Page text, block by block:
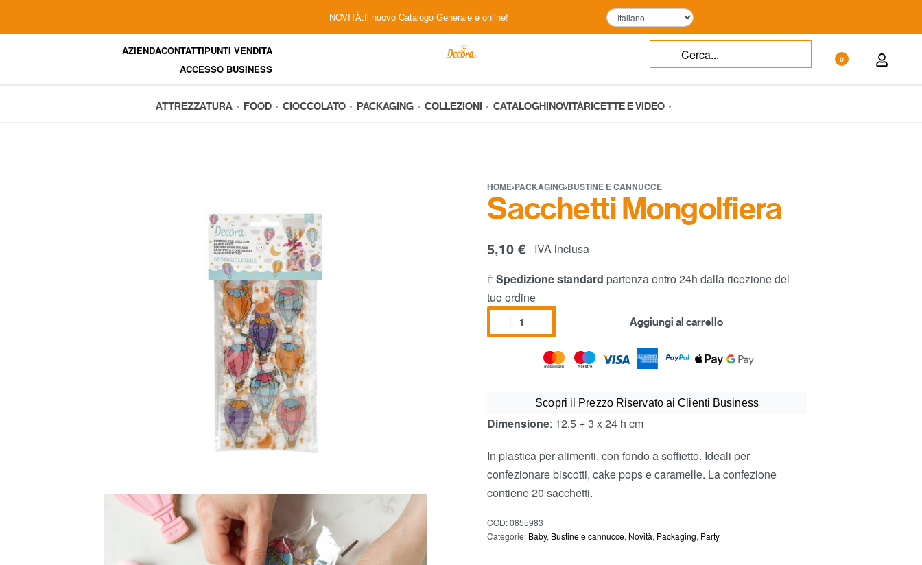
NOVITÀ:Il nuovo Catalogo Generale è online!
AZIENDACONTATTIPUNTI VENDITA
ACCESSO BUSINESS
0
ATTREZZATURA FOOD CIOCCOLATO PACKAGING COLLEZIONI CATALOGHI NOVITÀRICETTE E VIDEO
HOME›PACKAGING›BUSTINE E CANNUCCE
Sacchetti Mongolfiera
5,10€
IVA inclusa
Spedizione standard partenza entro 24h dalla ricezione del
tuo ordine
Aggiungi al carrello
Scopri il Prezzo Riservato ai Clienti Business
Dimensione: 12,5 + 3 x 24 h cm
In plastica per alimenti, con fondo a soffietto. Ideali per
confezionare biscotti, cake pops e caramelle. La confezione
contiene 20 sacchetti.
COD: 0855983
Categorie: Baby, Bustine e cannucce, Novità, Packaging, Party